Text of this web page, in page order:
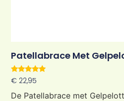
Patellabrace Met
Waardering
5.00
uit 5
€ 22,95
De Patellabrace met